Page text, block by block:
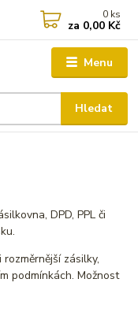
Menu
Hledat
0 ks
za 0,00 Kč
DPD, PPL či
zásilky,
podmínkách. Možnost